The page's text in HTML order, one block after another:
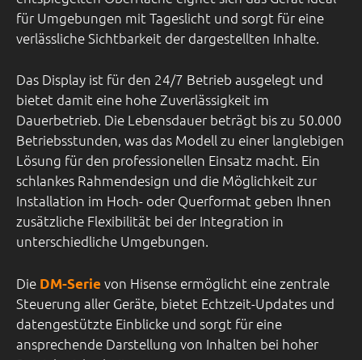
für Umgebungen mit Tageslicht und sorgt für eine
verlässliche Sichtbarkeit der dargestellten Inhalte.
Das Display ist für den 24/7 Betrieb ausgelegt und
bietet damit eine hohe Zuverlässigkeit im
Dauerbetrieb. Die Lebensdauer beträgt bis zu 50.000
Betriebsstunden, was das Modell zu einer langlebigen
Lösung für den professionellen Einsatz macht. Ein
schlankes Rahmendesign und die Möglichkeit zur
Installation im Hoch- oder Querformat geben Ihnen
zusätzliche Flexibilität bei der Integration in
unterschiedliche Umgebungen.
Die DM-Serievon Hisense ermöglicht eine zentrale
Steuerung aller Geräte, bietet Echtzeit-Updates und
datengestützte Einblicke und sorgt für eine
ansprechende Darstellung von Inhalten bei hoher